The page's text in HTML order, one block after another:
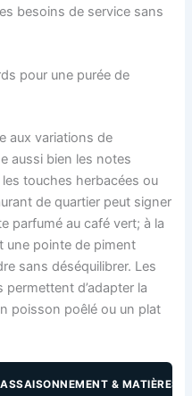
besoins de service sans
pour une purée de
aux variations de
aussi bien les notes
touches herbacées ou
de quartier peut signer
parfumé au café vert; à la
une pointe de piment
sans déséquilibrer. Les
d’adapter la
poisson poêlé ou un plat
ASSAISONNEMENT & MATIÈRES